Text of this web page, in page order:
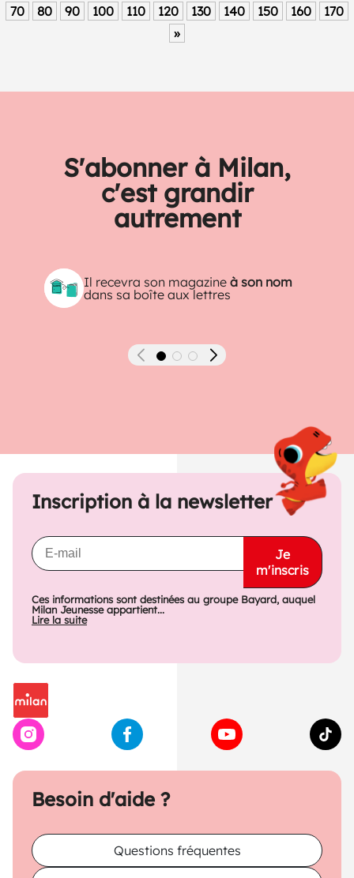
70
80 90 100 110 120 130 140 150 160
170
»
S'abonner à Milan,
c'est grandir
autrement
Il recevra son magazineà son nom
dans sa boîte aux lettres
Précédent Suivant
Besoin d'aide ?
Questions fréquentes
Inscription à la newsletter
Je
m'inscris
Ces informations sont destinées au groupe Bayard, auquel
Milan Jeunesse appartient...
Lire la suite